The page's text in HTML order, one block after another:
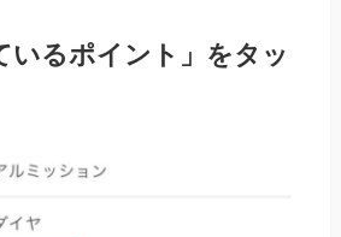
いるポイント」をタッ